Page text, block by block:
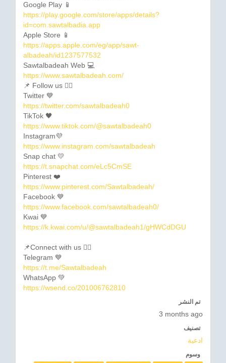
Google Play 📱
https://play.google.com/store/apps/details?
id=com.sawtalbadia.app
Apple Store 📱
https://apps.apple.com/eg/app/sawt-
albadeah/id1237577532
Sawtalbadeah Web 💻
https://www.sawtalbadeah.com/
📌 Follow us 👇🏼
Twitter 💙
https://twitter.com/sawtalbadeah0
TikTok 🖤
https://www.tiktok.com/@sawtalbadeah0
Instagram💜
https://www.instagram.com/sawtalbadeah
Snap chat 💛
https://t.snapchat.com/eLc5CmSE
Pinterest ❤️
https://www.pinterest.com/Sawtalbadeah/
Facebook 💙
https://www.facebook.com/sawtalbadeah0/
Kwai 💙
https://k.kwai.com/u/@sawtalbadeah1/gHWCdDGU
📌Connect with us 👇🏼
Telegram 💙
https://t.me/Sawtalbadeah
WhatsApp 💚
https://wsend.co/201006762810
تم النشر
3 months ago
تصنيف
ادعية
وسوم